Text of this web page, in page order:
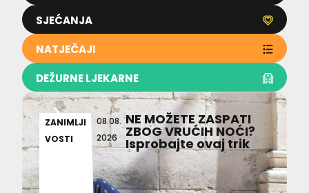
SJEĆANJA
NATJEČAJI
DEŽURNE LJEKARNE
ZANIMLJI
VOSTI
08.08.
2026
NE MOŽETE ZASPATI
ZBOG VRUĆIH NOĆI?
Isprobajte ovaj trik